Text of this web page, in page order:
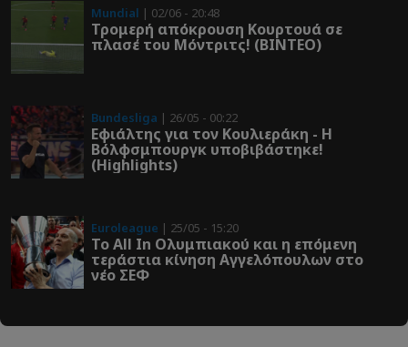
Mundial | 02/06 - 20:48
Τρομερή απόκρουση Κουρτουά σε
πλασέ του Μόντριτς! (ΒΙΝΤΕΟ)
Bundesliga | 26/05 - 00:22
Εφιάλτης για τον Κουλιεράκη - Η
Βόλφσμπουργκ υποβιβάστηκε!
(Highlights)
Euroleague | 25/05 - 15:20
Το All In Ολυμπιακού και η επόμενη
τεράστια κίνηση Αγγελόπουλων στο
νέο ΣΕΦ